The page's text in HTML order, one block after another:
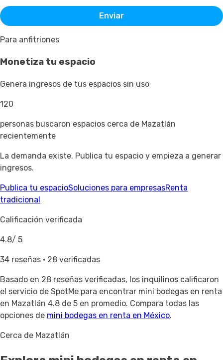
Enviar
Para anfitriones
Monetiza tu espacio
Genera ingresos de tus espacios sin uso
120
personas buscaron espacios cerca de Mazatlán
recientemente
La demanda existe. Publica tu espacio y empieza a generar
ingresos.
Publica tu espacioSoluciones para empresasRenta
tradicional
Calificación verificada
4.8/ 5
34 reseñas · 28 verificadas
Basado en 28 reseñas verificadas, los inquilinos calificaron
el servicio de SpotMe para encontrar mini bodegas en renta
en Mazatlán 4.8 de 5 en promedio. Compara todas las
opciones de mini bodegas en renta en México.
Cerca de Mazatlán